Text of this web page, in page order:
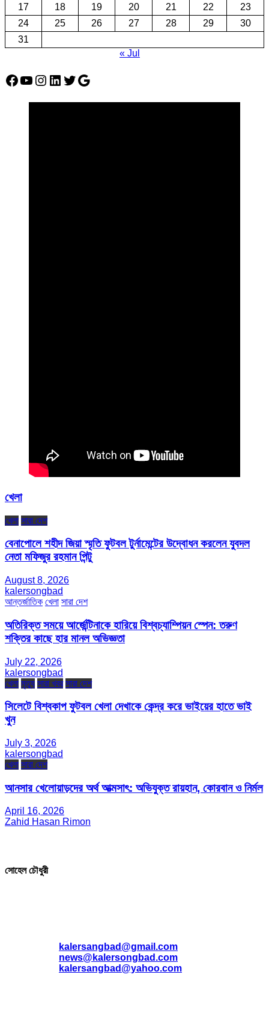
17 18 19 20 21 22
23
24
25 26 27 28 29
30
31
« Jul
Facebook
YouTube
Instagram
LinkedIn
Twitter
Google
খেলা
খেলা সারা দেশ
বেনাপোলে শহীদ জিয়া স্মৃতি ফুটবল টুর্নামেন্টের উদ্বোধন করলেন যুবদল
নেতা মফিজুর রহমান পিন্টু
August 8, 2026
kalersongbad
আন্তর্জাতিক খেলা সারা দেশ
অতিরিক্ত সময়ে আর্জেন্টিনাকে হারিয়ে বিশ্বচ্যাম্পিয়ন স্পেন: তরুণ
শক্তির কাছে হার মানল অভিজ্ঞতা
July 22, 2026
kalersongbad
খেলা মৃত্যু সারা খবর সারা দেশ
সিলেটে বিশ্বকাপ ফুটবল খেলা দেখাকে কেন্দ্র করে ভাইয়ের হাতে ভাই
খুন
July 3, 2026
kalersongbad
খেলা সারা দেশ
আনসার খেলোয়াড়দের অর্থ আত্মসাৎ: অভিযুক্ত রায়হান, কোরবান ও নির্মল
April 16, 2026
Zahid Hasan Rimon
সোহেল চৌধুরী
kalersangbad@gmail.com
news@kalersongbad.com
kalersangbad@yahoo.com